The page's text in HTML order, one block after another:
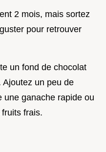
2 mois, mais sortez
pour retrouver
un fond de chocolat
un peu de
une ganache rapide ou
frais.